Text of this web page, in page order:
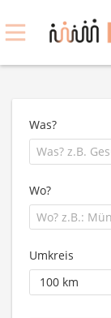
Was?
Wo?
Umkreis